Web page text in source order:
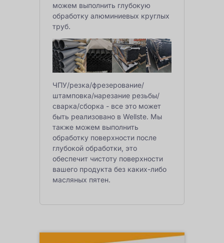
можем выполнить глубокую
обработку алюминиевых круглых
труб.
ЧПУ/резка/фрезерование/
штамповка/нарезание резьбы/
сварка/сборка - все это может
быть реализовано в Wellste. Мы
также можем выполнить
обработку поверхности после
глубокой обработки, это
обеспечит чистоту поверхности
вашего продукта без каких-либо
масляных пятен.